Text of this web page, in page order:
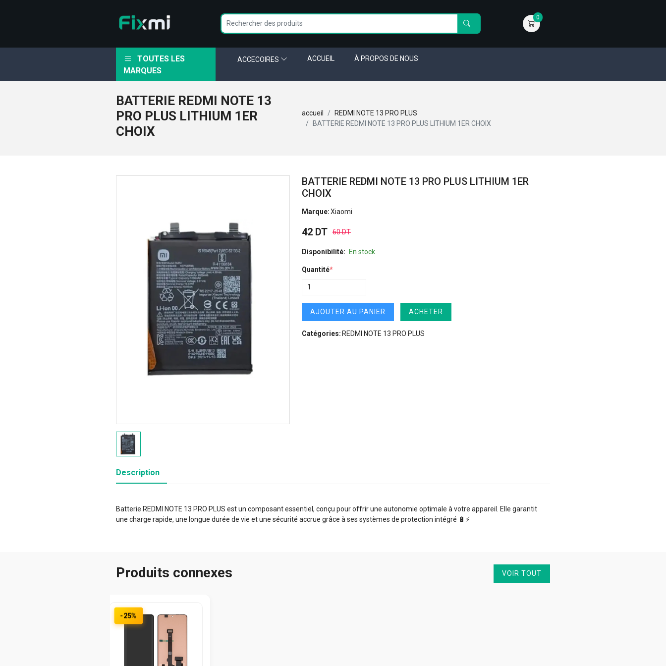
0
TOUTES LES
MARQUES
ACCECOIRES ACCUEIL À PROPOS DE NOUS
BATTERIE REDMI NOTE 13
PRO PLUS LITHIUM 1ER
CHOIX
accueil
REDMI NOTE 13 PRO PLUS
BATTERIE REDMI NOTE 13 PRO PLUS LITHIUM 1ER CHOIX
BATTERIE REDMI NOTE 13 PRO PLUS LITHIUM 1ER
CHOIX
Marque:Xiaomi
42 DT 60 DT
Disponibilité: En stock
Quantité*
AJOUTER AU PANIER ACHETER
Catégories: REDMI NOTE 13 PRO PLUS
Description
Batterie REDMI NOTE 13 PRO PLUS est un composant essentiel, conçu pour offrir une autonomie optimale à votre appareil. Elle garantit
une charge rapide, une longue durée de vie et une sécurité accrue grâce à ses systèmes de protection intégré 🔋⚡️
Produits connexes VOIR TOUT
-25%